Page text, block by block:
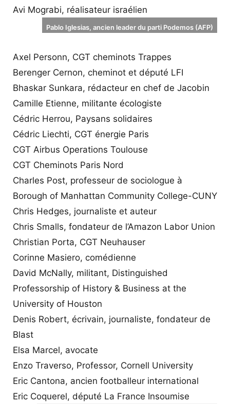
Avi Mograbi, réalisateur israélien
Pablo Iglesias, ancien leader du parti Podemos (AFP)
Axel Personn, CGT cheminots Trappes
Berenger Cernon, cheminot et député LFI
Bhaskar Sunkara, rédacteur en chef de Jacobin
Camille Etienne, militante écologiste
Cédric Herrou, Paysans solidaires
Cédric Liechti, CGT énergie Paris
CGT Airbus Operations Toulouse
CGT Cheminots Paris Nord
Charles Post, professeur de sociologue à
Borough of Manhattan Community College-CUNY
Chris Hedges, journaliste et auteur
Chris Smalls, fondateur de l’Amazon Labor Union
Christian Porta, CGT Neuhauser
Corinne Masiero, comédienne
David McNally, militant, Distinguished
Professorship of History & Business at the
University of Houston
Denis Robert, écrivain, journaliste, fondateur de
Blast
Elsa Marcel, avocate
Enzo Traverso, Professor, Cornell University
Eric Cantona, ancien footballeur international
Eric Coquerel, député La France Insoumise